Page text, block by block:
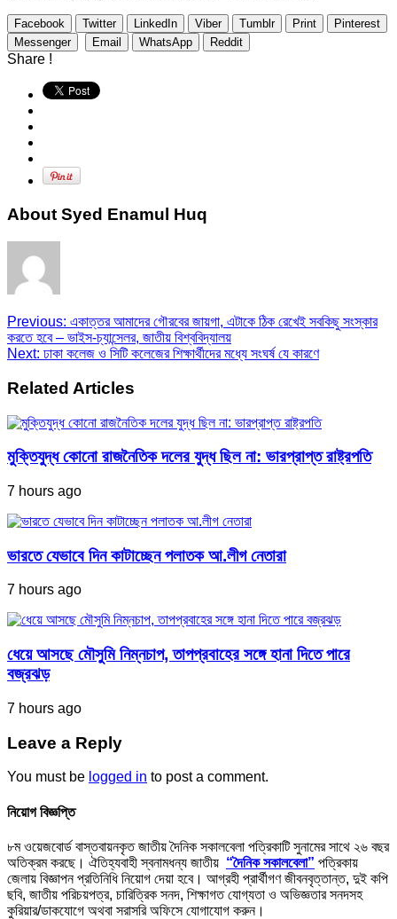
Facebook Twitter LinkedIn Viber Tumblr Print
Pinterest
Messenger
Email WhatsApp Reddit
Share !
About Syed Enamul Huq
Previous: একাত্তর আমাদের গৌরবের জায়গা, এটাকে ঠিক রেখেই সবকিছু সংস্কার
করতে হবে – ভাইস-চ্যান্সেলর, জাতীয় বিশ্ববিদ্যালয়
Next: ঢাকা কলেজ ও সিটি কলেজের শিক্ষার্থীদের মধ্যে সংঘর্ষ যে কারণে
Related Articles
মুক্তিযুদ্ধ কোনো রাজনৈতিক দলের যুদ্ধ ছিল না: ভারপ্রাপ্ত রাষ্ট্রপতি
7 hours ago
ভারতে যেভাবে দিন কাটাচ্ছেন পলাতক আ.লীগ নেতারা
7 hours ago
ধেয়ে আসছে মৌসুমি নিম্নচাপ, তাপপ্রবাহের সঙ্গে হানা দিতে পারে
বজ্রঝড়
7 hours ago
Leave a Reply
You must be logged in to post a comment.
নিয়োগ বিজ্ঞপ্তি
৮ম ওয়েজবোর্ড বাস্তবায়নকৃত জাতীয় দৈনিক সকালবেলা পত্রিকাটি সুনামের সাথে ২৬ বছর
অতিক্রম করছে। ঐতিহ্যবাহী স্বনামধন্য জাতীয় “দৈনিক সকালবেলা” পত্রিকায়
জেলায় বিজ্ঞাপন প্রতিনিধি নিয়োগ দেয়া হবে। আগ্রহী প্রার্থীগণ জীবনবৃত্তান্ত, দুই কপি
ছবি, জাতীয় পরিচয়পত্র, চারিত্রিক সনদ, শিক্ষাগত যোগ্যতা ও অভিজ্ঞতার সনদসহ
কুরিয়ার/ডাকযোগে অথবা সরাসরি অফিসে যোগাযোগ করুন।